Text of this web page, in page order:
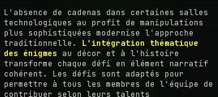
L'absence de cadenas dans certaines salles
technologiques au profit de manipulations
plus sophistiquées modernise l'approche
traditionnelle. L'intégration thématique
des énigmes au décor et à l'histoire
transforme chaque défi en élément narratif
cohérent. Les défis sont adaptés pour
permettre à tous les membres de l'équipe de
contribuer selon leurs talents